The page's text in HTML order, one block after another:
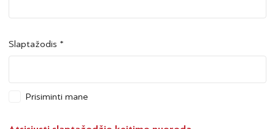
Asmens kodas *
Asmens kodas *
Slaptažodis *
Prisiminti mane